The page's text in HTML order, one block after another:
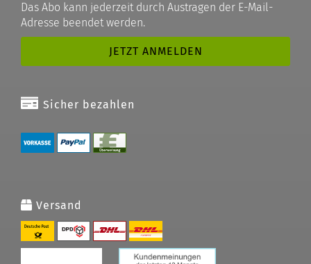
Das Abo kann jederzeit durch Austragen der E-Mail-
Adresse beendet werden.
Sicher bezahlen
Versand